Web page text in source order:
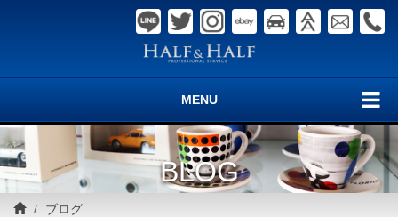
MENU
BLOG
ブログ